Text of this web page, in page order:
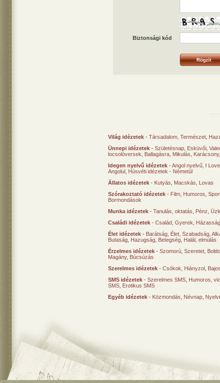
Biztonsági kód
Világ idézetek - Társadalom Természet
Ünnepi idézetek - Születésnap Esküvői
locsolóversek
Ballagásra Mikulás Karácsony
Idegen nyelvű idézetek -Angol nyelvű I
Angolul Húsvéti idézetek - Németül
Állatos idézetek - Kutyás Macskás
Lovas
Szórakoztató idézetek - Film Humoros
Bormondások
Munka idézetek - Tanulás, oktatás Pénz
Családi idézetek - Család Gyerek
Élet idézetek - Barátság Élet Szabadság
Butaság Hazugság Betegség Halál, elmúlás
Érzelmes idézetek - Szomorú Szeretet
Magány, Búcsúzás
Szerelmes idézetek - Csókok Hiányzol
SMS idézetek - Szerelmes SMS Humoros,
SMS Erotikus SMS
Egyéb idézetek - Közmondás Névnap